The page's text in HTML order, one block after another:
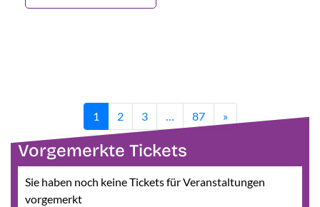
1 2 3 … 87 »
Vorgemerkte Tickets
Sie haben noch keine Tickets für Veranstaltungen
vorgemerkt